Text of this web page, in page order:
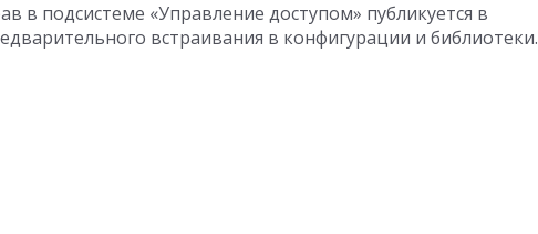
в подсистеме «Управление доступом» публикуется в
встраивания в конфигурации и библиотеки.